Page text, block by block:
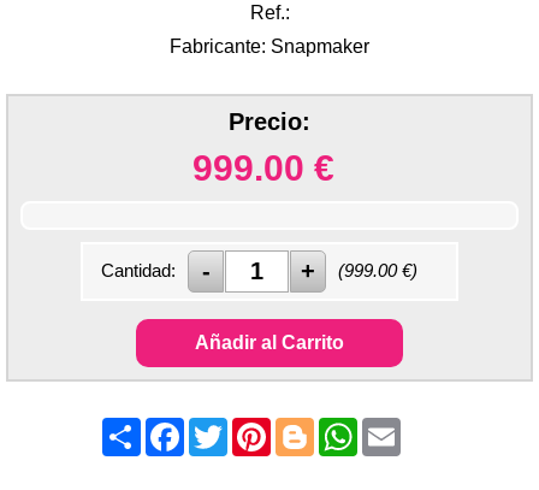
Ref.:
Fabricante: Snapmaker
Precio:
999.00 €
Cantidad: (999.00€)
Añadir al Carrito
ShareFacebook
TwitterPinterest
BloggerWhatsApp